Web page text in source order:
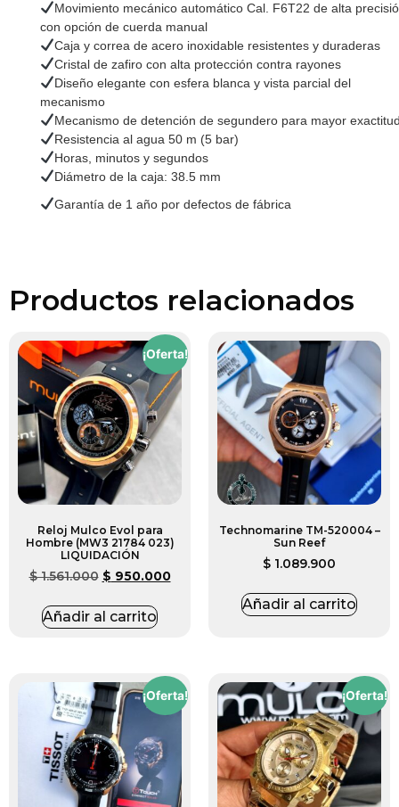
Movimiento mecánico automático Cal. F6T22 de alta
con opción de cuerda manual
Caja y correa de acero inoxidable resistentes y duraderas
Cristal de zafiro con alta protección contra rayones
Diseño elegante con esfera blanca y vista parcial del
mecanismo
Mecanismo de detención de segundero para mayor
Resistencia al agua 50 m (5 bar)
Horas, minutos y segundos
Diámetro de la caja: 38.5 mm
Garantía de 1 año por defectos de fábrica
Productos relacionados
¡Oferta!
Reloj Mulco Evol para
Hombre (MW3 21784 023)
LIQUIDACIÓN
$1.561.000 $ 950.000
Añadir al carrito
Technomarine TM-520004 –
Sun Reef
$ 1.089.900
Añadir al carrito
¡Oferta! ¡Oferta!